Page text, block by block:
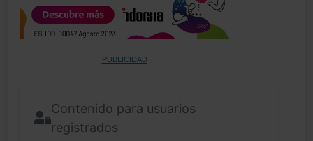
PUBLICIDAD
Contenido para usuarios
registrados